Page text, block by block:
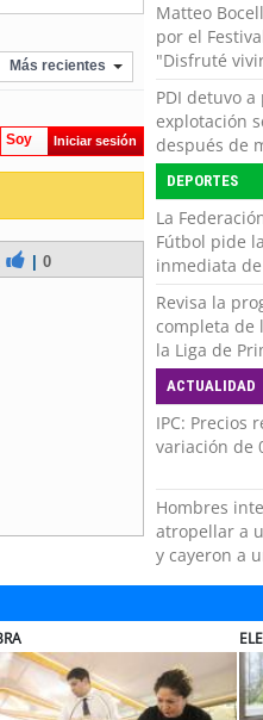
Más recientes
Soy Iniciar sesión
| 0
Matteo
por el
"Disfruté
Es momento
mi show"
PDI detuvo
explotación
después de
horas de
zona austral
DEPORTES
La
Fútbol pide
inmediata
Revisa la
completa de
la Liga de
ACTUALIDAD
IPC: Precios
variación de
Hombres
atropellar a
y cayeron a